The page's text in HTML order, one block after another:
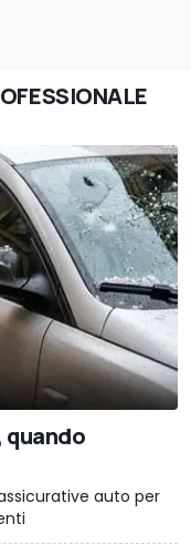
quando
auto per